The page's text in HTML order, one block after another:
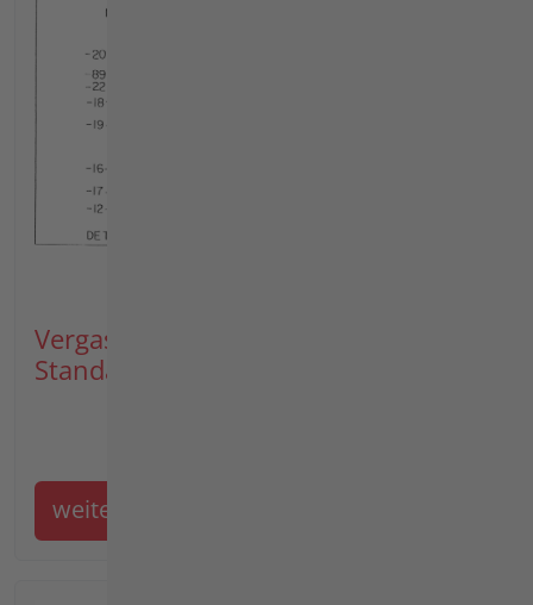
Vergaser, Kraftstoffbehälter-
Standardausf.
weiter